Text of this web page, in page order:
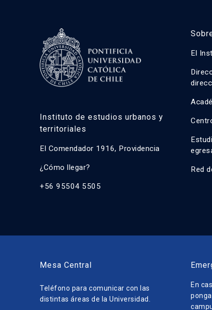
Instituto de estudios urbanos y
territoriales
El Comendador 1916, Providencia
¿Cómo llegar?
+56 95504 5505
El
Red
Mesa Central
Teléfono para comunicar con las
distintas áreas de la Universidad.
En